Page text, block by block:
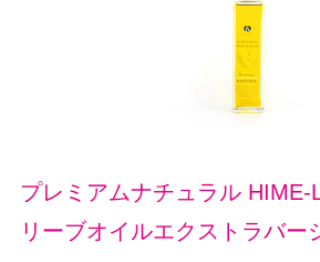
プレミアムナチュラル HIME-
リーブオイルエクストラバー